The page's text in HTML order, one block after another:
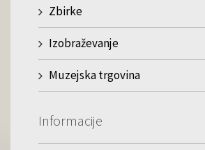
Zbirke
Izobraževanje
Muzejska trgovina
Informacije